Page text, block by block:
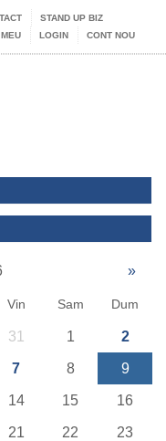
STAND UP BIZ
LOGIN CONT NOU
»
Vin Sam Dum
31 1 2
7 8 9
14 15 16
21 22 23